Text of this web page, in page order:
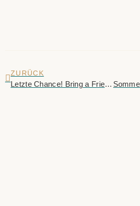
ZURÜCK
Letzte Chance! Bring a Friend – 3 Monate Sommer(s)pass. Nur noch 2 Tage!